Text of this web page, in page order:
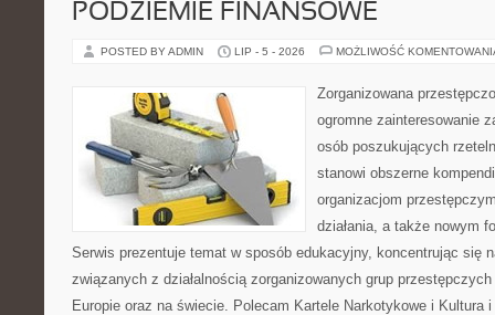
PODZIEMIE FINANSOWE
POSTED BY ADMIN LIP - 5 - 2026 MOŻLIWOŚĆ
Zorganizowana
ogromne zainteresowanie
osób poszukujących
stanowi obszerne
organizacjom
działania, a także nowym
Serwis prezentuje temat w sposób edukacyjny, koncentrując się
związanych z działalnością zorganizowanych grup
Europie oraz na świecie. Polecam Kartele Narkotykowe i Kultura